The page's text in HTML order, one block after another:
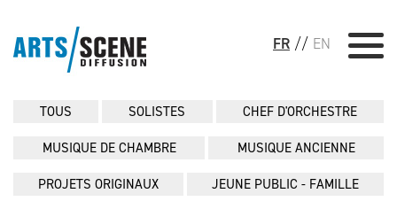
FR // EN
TOUS SOLISTES CHEF D'ORCHESTRE
MUSIQUE DE CHAMBRE MUSIQUE ANCIENNE
PROJETS ORIGINAUX JEUNE PUBLIC - FAMILLE